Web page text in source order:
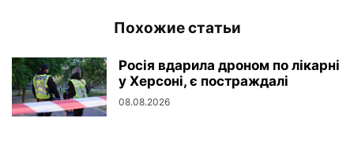
Похожие статьи
Росія вдарила дроном по лікарні
у Херсоні, є постраждалі
08.08.2026